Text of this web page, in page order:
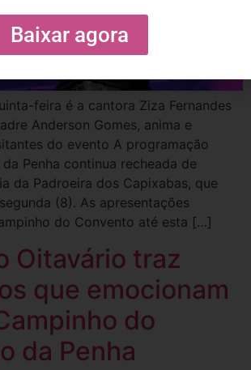
feira é a cantora Ziza Fernandes
Anderson Gomes, anima e
do evento A programação
Penha continua recheada de
da Padroeira dos Capixabas, que
(8). As apresentações
do Convento até esta […]
Oitavário traz
que emocionam
do
da Penha
Baixar agora